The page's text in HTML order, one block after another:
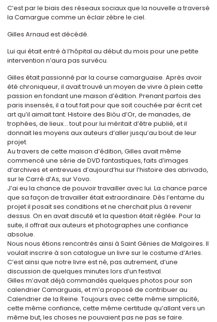
C’est par le biais des réseaux sociaux que la nouvelle a traversé
la Camargue comme un éclair zèbre le ciel.
Gilles Arnaud est décédé.
Lui qui était entré à l’hôpital au début du mois pour une petite
intervention n’aura pas survécu.
Gilles était passionné par la course camarguaise. Après avoir
été chroniqueur, il avait trouvé un moyen de vivre à plein cette
passion en fondant une maison d’édition. Prenant parfois des
paris insensés, il a tout fait pour que soit couchée par écrit cet
art qu’il aimait tant. Histoire des Biòu d’Or, de manades, de
trophées, de lieux... tout pour lui méritait d’être publié, et il
donnait les moyens aux auteurs d’aller jusqu’au bout de leur
projet.
Au travers de cette maison d’édition, Gilles avait même
commencé une série de DVD fantastiques, faits d’images
d’archives et entrevues d’aujourd’hui sur l’histoire des abrivado,
sur le Carré d’As, sur Vovo.
J’ai eu la chance de pouvoir travailler avec lui. La chance parce
que sa façon de travailler était extraordinaire. Dès l’entame du
projet il posait ses conditions et ne cherchait plus à revenir
dessus. On en avait discuté et la question était réglée. Pour la
suite, il offrait aux auteurs et photographes une confiance
absolue.
Nous nous étions rencontrés ainsi à Saint Génies de Malgoires. Il
voulait inscrire à son catalogue un livre sur le costume d’Arles.
C’est ainsi que notre livre est né, pas autrement, d’une
discussion de quelques minutes lors d’un festival.
Gilles m’avait déjà commandés quelques photos pour son
calendrier Camarguais, et m’a proposé de contribuer au
Calendrier de la Reine. Toujours avec cette même simplicité,
cette même confiance, cette même certitude qu’allant vers un
même but, les choses ne pouvaient pas ne pas se faire.